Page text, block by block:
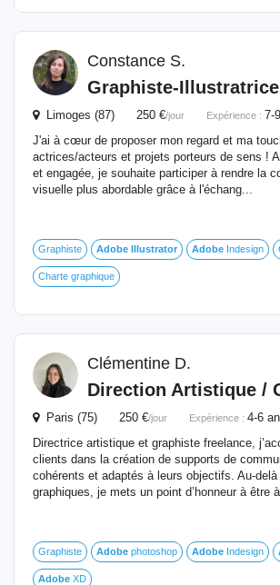
Constance S.
Graphiste-Illustratrice
Limoges (87) 250 €/jour Expérience : 7-
J'ai à cœur de proposer mon regard et ma
actrices/acteurs et projets porteurs de sens !
et engagée, je souhaite participer à rendre la
visuelle plus abordable grâce à l'échang...
Graphiste Adobe Illustrator Adobe Indesign
Charte graphique
Clémentine D.
Direction Artistique /
Paris (75) 250 €/jour Expérience : 4-6
Directrice artistique et graphiste freelance,
clients dans la création de supports de
cohérents et adaptés à leurs objectifs. Au-
graphiques, je mets un point d’honneur à être
Graphiste Adobe photoshop Adobe Indesign
Adobe XD